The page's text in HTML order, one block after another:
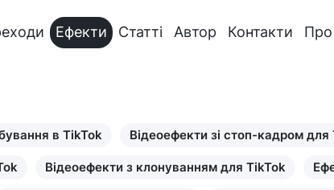
Ефекти Статті Автор Контакти Про
в TikTok Відеоефекти зі стоп-кадром для
Відеоефекти з клонуванням для TikTok